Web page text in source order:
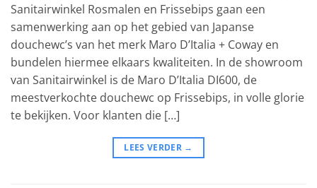
Sanitairwinkel Rosmalen en Frissebips gaan een
samenwerking aan op het gebied van Japanse
douchewc’s van het merk Maro D’Italia + Coway en
bundelen hiermee elkaars kwaliteiten. In de showroom
van Sanitairwinkel is de Maro D’Italia DI600, de
meestverkochte douchewc op Frissebips, in volle glorie
te bekijken. Voor klanten die […]
LEES VERDER →